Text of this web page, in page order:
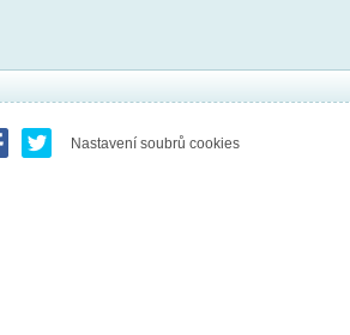
Nastavení soubrů cookies